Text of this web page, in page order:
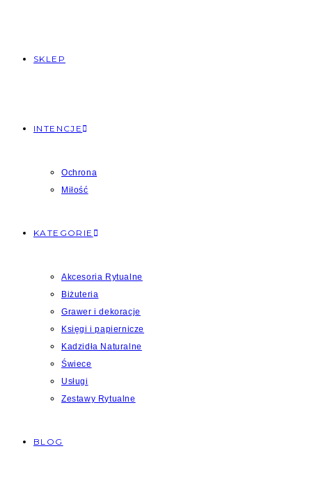
SKLEP
INTENCJE
Ochrona
Miłość
KATEGORIE
Akcesoria Rytualne
Biżuteria
Grawer i dekoracje
Księgi i papiernicze
Kadzidła Naturalne
Świece
Usługi
Zestawy Rytualne
BLOG